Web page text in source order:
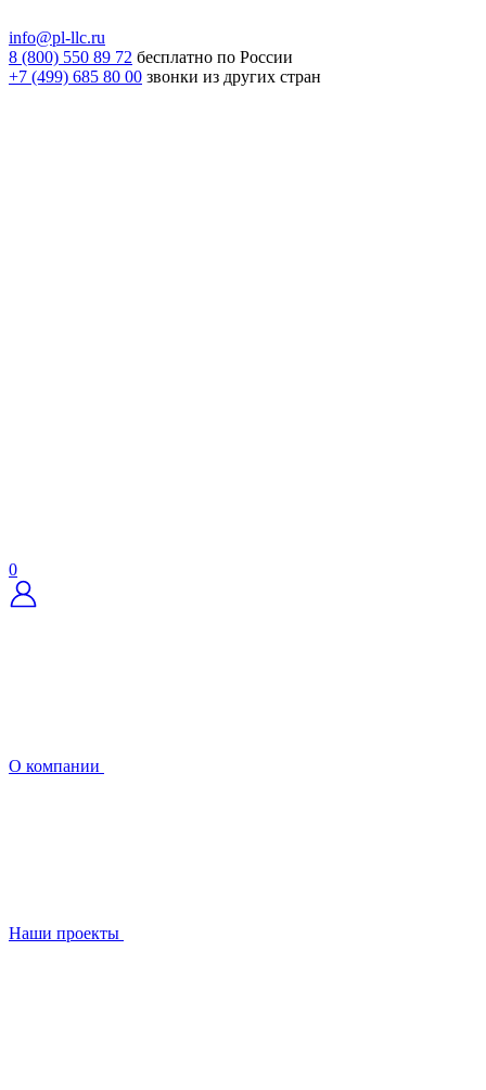
info@pl-llc.ru
8 (800) 550 89 72 бесплатно по России
+7 (499) 685 80 00 звонки из других стран
0
О компании
Наши проекты